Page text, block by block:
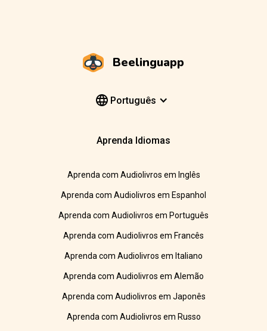
Beelinguapp
Português
Aprenda Idiomas
Aprenda com Audiolivros em Inglês
Aprenda com Audiolivros em Espanhol
Aprenda com Audiolivros em Português
Aprenda com Audiolivros em Francês
Aprenda com Audiolivros em Italiano
Aprenda com Audiolivros em Alemão
Aprenda com Audiolivros em Japonês
Aprenda com Audiolivros em Russo